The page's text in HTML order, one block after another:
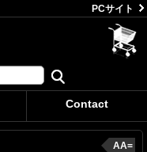
PCサイト
Contact
AA=